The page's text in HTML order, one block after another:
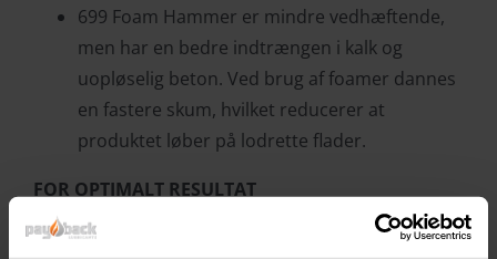
699 Foam Hammer er mindre vedhæftende,
men har en bedre indtrængen i kalk og
uopløselig beton. Ved brug af foamer dannes
en fastere skum, hvilket reducerer at
produktet løber på lodrette flader.
FOR OPTIMALT RESULTAT
Påfør igen efter ca. 15 minutter for tykkere lag, hvis